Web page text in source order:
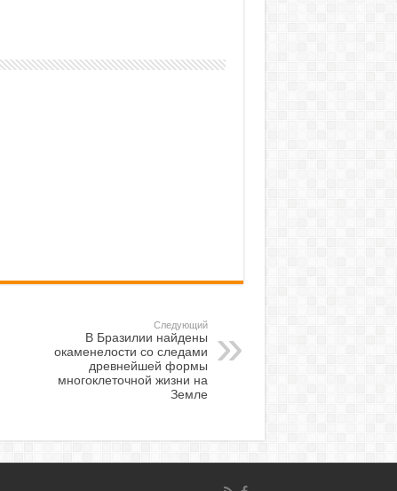
Следующий
В Бразилии найдены
окаменелости со следами
древнейшей формы
многоклеточной жизни на
Земле